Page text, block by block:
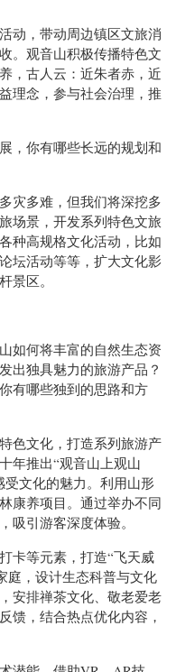
动，带动周边镇区文旅消
。观音山积极传播特色文
，古人云：近朱者赤，近
理念，参与社会治理，推
，你有哪些长远的规划和
灾多难，但我们将深挖多
场景，开发系列特色文旅
种高规格文化活动，比如
坛活动等等，扩大文化影
景区。
如何将丰富的自然生态资
出独具魅力的旅游产品？
有哪些独到的思路和方
色文化，打造系列旅游产
年推出“观音山上观山
文化的魅力。利用山形
康养项目。通过举办不同
吸引游客深度体验。
卡等元素，打造“飞天威
庭，设计生态科普与文化
安排禅茶文化、敬老爱老
馈，结合热点优化内容，